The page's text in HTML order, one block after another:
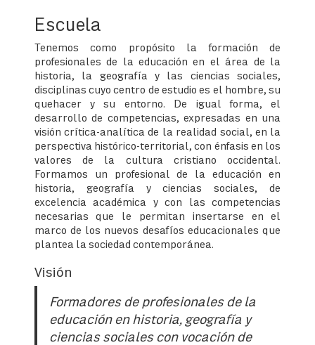
Escuela
Tenemos como propósito la formación de
profesionales de la educación en el área de la
historia, la geografía y las ciencias sociales,
disciplinas cuyo centro de estudio es el hombre, su
quehacer y su entorno. De igual forma, el
desarrollo de competencias, expresadas en una
visión crítica-analítica de la realidad social, en la
perspectiva histórico-territorial, con énfasis en los
valores de la cultura cristiano occidental.
Formamos un profesional de la educación en
historia, geografía y ciencias sociales, de
excelencia académica y con las competencias
necesarias que le permitan insertarse en el
marco de los nuevos desafíos educacionales que
plantea la sociedad contemporánea.
Visión
Formadores de profesionales de la
educación en historia, geografía y
ciencias sociales con vocación de